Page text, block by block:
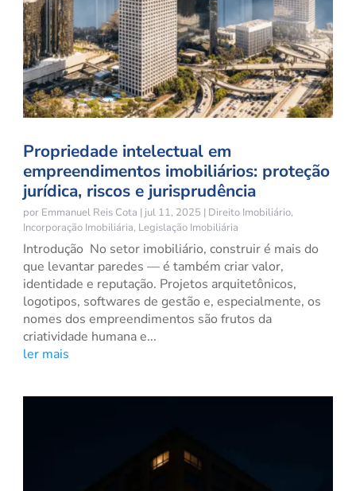
Propriedade intelectual em
empreendimentos imobiliários: proteção
jurídica, riscos e jurisprudência
por Emmanuel Reis Cota | jul 11, 2025 | Direito Imobiliário,
Incorporação Imobiliária, Legislação Imobiliária
Introdução No setor imobiliário, construir é mais do
que levantar paredes — é também criar valor,
identidade e reputação. Projetos arquitetônicos,
logotipos, softwares de gestão e, especialmente, os
nomes dos empreendimentos são frutos da
criatividade humana e...
ler mais